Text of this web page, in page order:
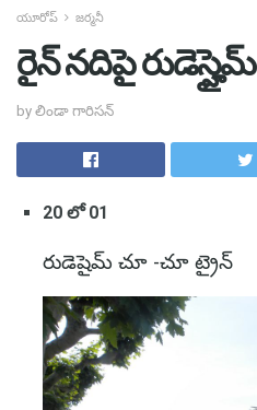
యూరోప్ జర్మనీ
రైన్ నదిపై రుడెస్హైమ్
by లిండా గారిసన్
20 లో 01
రుడెషైమ్ చూ -చూ ట్రైన్